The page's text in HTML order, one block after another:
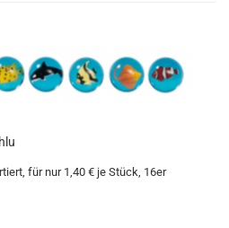
für nur 1,40 € je Stück, 16er